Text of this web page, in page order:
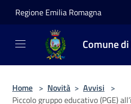
Regione Emilia Romagna
Comune
Home > Novità > Avvisi >
Piccolo gruppo educativo (PGE)